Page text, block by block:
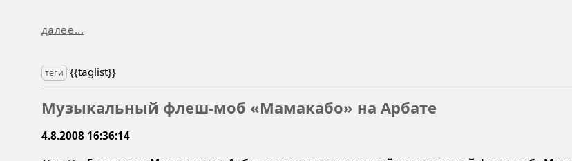
далее...
теги {{taglist}}
Музыкальный флеш-моб «Мамакабо» на Арбате
4.8.2008 16:36:14